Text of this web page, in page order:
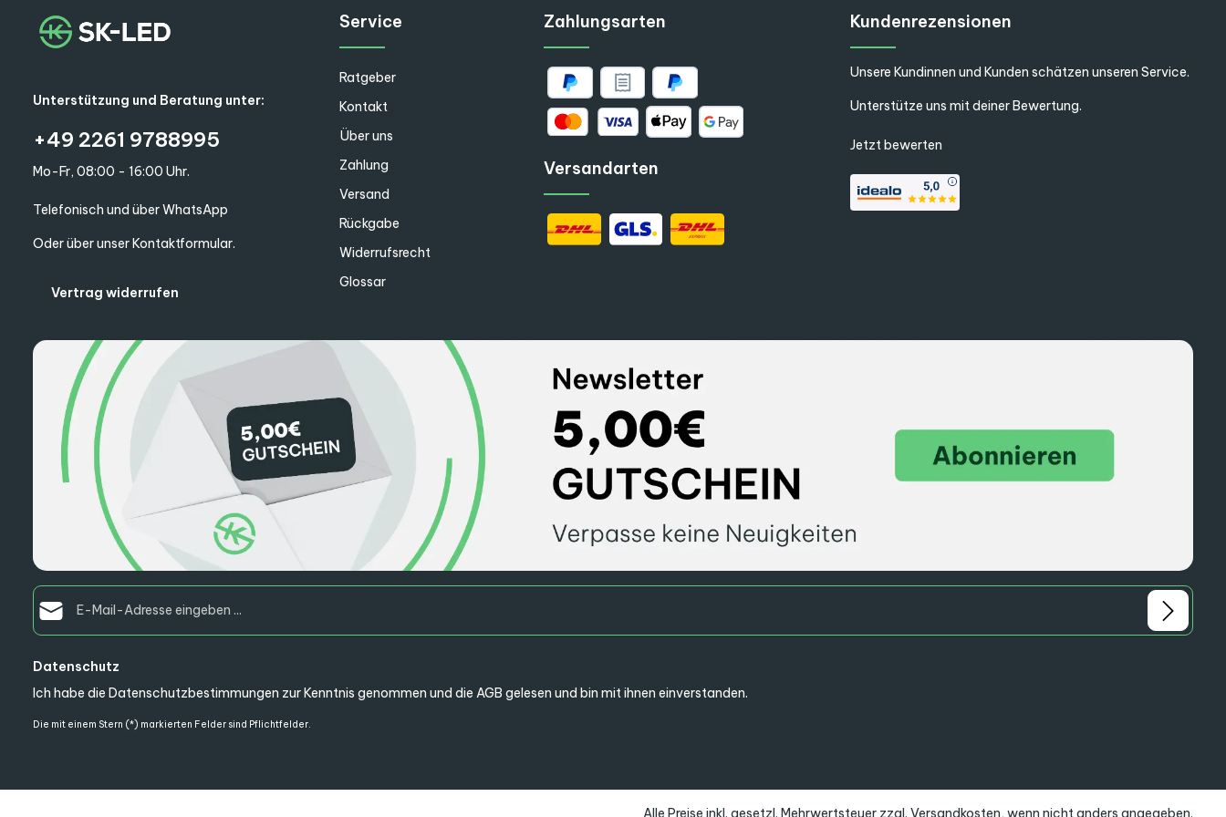
Unterstützung und Beratung unter:
+49 2261 9788995
Mo-Fr, 08:00 - 16:00 Uhr.
Telefonisch und über WhatsApp
Oder über unserKontaktformular.
Vertrag widerrufen
Service
Ratgeber
Kontakt
Über uns
Zahlung
Versand
Rückgabe
Widerrufsrecht
Glossar
Zahlungsarten
Versandarten
Kundenrezensionen
Unsere Kundinnen und Kunden schätzen unseren Service.
Unterstütze uns mit deiner Bewertung.
Jetzt bewerten
E-Mail-Adresse*
Datenschutz
Ich habe die Datenschutzbestimmungen zur Kenntnis genommen und die AGB gelesen und bin mit ihnen einverstanden.
Die mit einem Stern (*) markierten Felder sind Pflichtfelder.
Alle Preise inkl. gesetzl. Mehrwertsteuer zzgl. Versandkosten, wenn nicht anders angegeben.